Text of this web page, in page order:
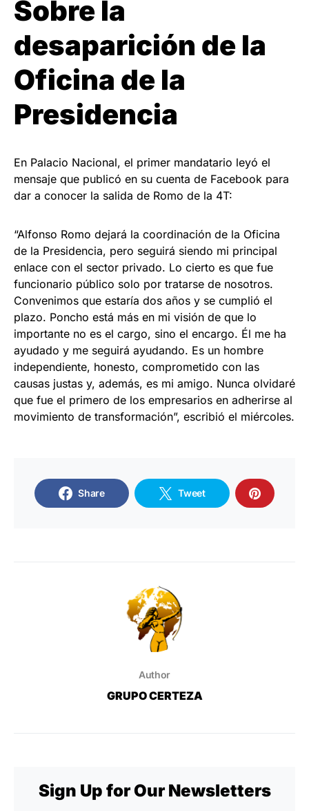
Sobre la
desaparición de la
Oficina de la
Presidencia
En Palacio Nacional, el primer mandatario leyó el
mensaje que publicó en su cuenta de Facebook para
dar a conocer la salida de Romo de la 4T:
“Alfonso Romo dejará la coordinación de la Oficina
de la Presidencia, pero seguirá siendo mi principal
enlace con el sector privado. Lo cierto es que fue
funcionario público solo por tratarse de nosotros.
Convenimos que estaría dos años y se cumplió el
plazo. Poncho está más en mi visión de que lo
importante no es el cargo, sino el encargo. Él me ha
ayudado y me seguirá ayudando. Es un hombre
independiente, honesto, comprometido con las
causas justas y, además, es mi amigo. Nunca olvidaré
que fue el primero de los empresarios en adherirse al
movimiento de transformación”, escribió el miércoles.
Share Tweet
Author
GRUPO CERTEZA
Sign Up for Our Newsletters